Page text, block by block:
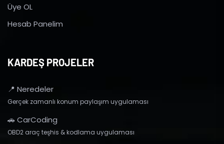
Üye OL
Hesab Panelim
KARDEŞ PROJELER
📍 Neredeler
Gerçek zamanlı konum paylaşım uygulaması
🚗 CarCoding
OBD2 araç teşhis & kodlama uygulaması